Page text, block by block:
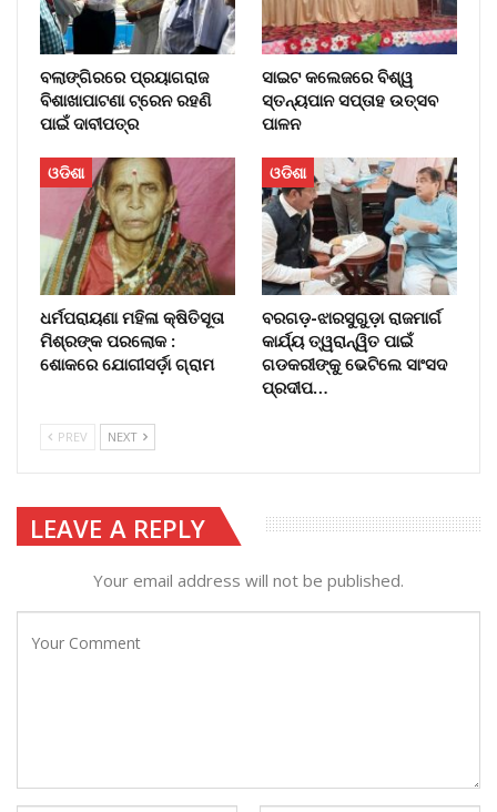
ବଲାଙ୍ଗିରରେ ପ୍ରୟାଗରାଜ
ବିଶାଖାପାଟଣା ଟ୍ରେନ ରହଣି
ପାଇଁ ଦାବୀପତ୍ର
ସାଇଟ କଲେଜରେ ବିଶ୍ୱ
ସ୍ତନ୍ୟପାନ ସପ୍ତାହ ଉତ୍ସବ
ପାଳନ
ଓଡିଶା
ଧର୍ମପରାୟଣା ମହିଳା କ୍ଷିତିସୂତା
ମିଶ୍ରଙ୍କ ପରଲୋକ :
ଶୋକରେ ଯୋଗୀସର୍ଡ଼ା ଗ୍ରାମ
ଓଡିଶା
ବରଗଡ଼-ଝାରସୁଗୁଡ଼ା ରାଜମାର୍ଗ
କାର୍ଯ୍ୟ ତ୍ୱରାନ୍ୱିତ ପାଇଁ
ଗଡକରୀଙ୍କୁ ଭେଟିଲେ ସାଂସଦ
ପ୍ରଦୀପ…
PREV NEXT
LEAVE A REPLY
Your email address will not be published.